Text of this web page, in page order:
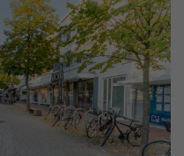
Tracking-Optin-
und Kampagnendaten
die Nutzung der Website
der Website zu
speichern
und weisen eine
Nummer zu, um
zu identifizieren.